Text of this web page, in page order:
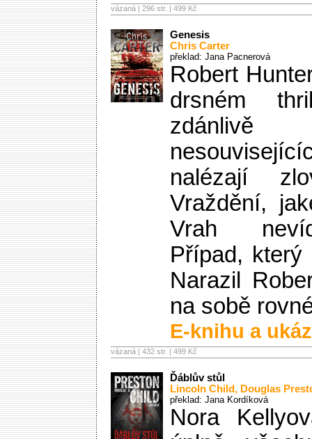
vázaná | 296 str. | 499 Kč
Genesis
Chris Carter
překlad: Jana Pacnerová
Robert
drsném
nalézají
Vraždění,
Vrah
Případ, který
Narazil
na sobě
E-knihu a
vázaná | 432 str. | 499 Kč
Ďáblův stůl
Lincoln Child , Douglas
překlad: Jana Kordíková
Nora